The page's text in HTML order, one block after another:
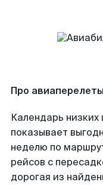
Про
Календарь
показывает
неделю по
рейсов с
дорогая из